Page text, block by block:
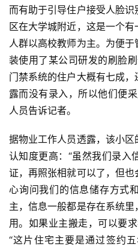
而有助于引导住户接受人脸
区在大学城附近，这是一个
人群以高校教师为主。为便
装使用了某公司研发的刷脸
门禁系统的住户大概有七成
露而没有录入，所以他们便
人员告诉记者。
据物业工作人员透露，该小
认知度更高：“虽然我们录入
证，再照张相就可以了，但
心询问我们的信息储存方式
主，信息一般都是存在系统
用。如果业主搬走，可以要
“这片住宅主要是通过签约